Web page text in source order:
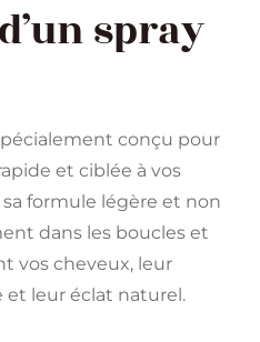
spray
conçu pour
et ciblée à vos
formule légère et non
dans les boucles et
vos cheveux, leur
leur éclat naturel.